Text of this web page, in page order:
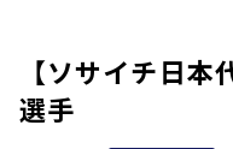
【ソサイチ日
選手